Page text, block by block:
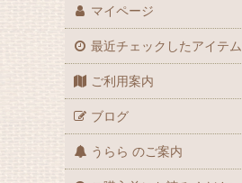
マイページ
最近チェックしたアイテム
ご利用案内
ブログ
うらら のご案内